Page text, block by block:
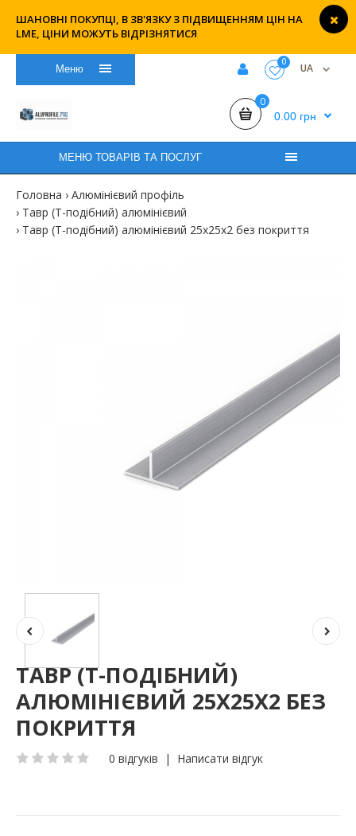
ШАНОВНІ ПОКУПЦІ, В ЗВ'ЯЗКУ З ПІДВИЩЕННЯМ ЦІН НА
LME, ЦІНИ МОЖУТЬ ВІДРІЗНЯТИСЯ
Меню
0 UA
0
0.00 грн
МЕНЮ ТОВАРІВ ТА ПОСЛУГ
Головна
Алюмінієвий профіль
Тавр (Т-подібний) алюмінієвий
Тавр (Т-подібний) алюмінієвий 25х25х2 без покриття
ТАВР (Т-ПОДІБНИЙ)
АЛЮМІНІЄВИЙ 25Х25Х2 БЕЗ
ПОКРИТТЯ
0 відгуків | Написати відгук